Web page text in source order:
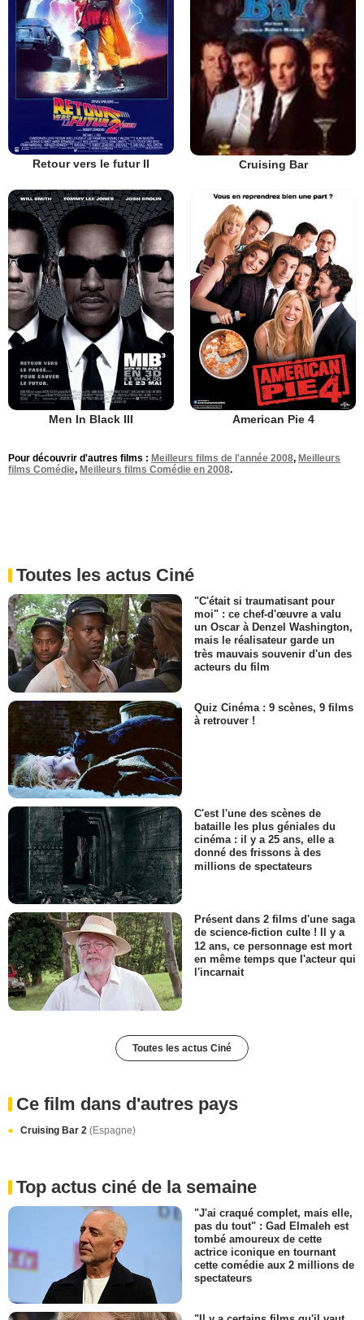
Retour vers le futur II Cruising Bar
Men In Black III American Pie 4
Pour découvrir d'autres films : Meilleurs films de l'année 2008, Meilleurs
films Comédie, Meilleurs films Comédie en 2008.
Toutes les actus Ciné
"C'était si traumatisant pour
moi" : ce chef-d'œuvre a valu
un Oscar à Denzel Washington,
mais le réalisateur garde un
très mauvais souvenir d'un des
acteurs du film
Quiz Cinéma : 9 scènes, 9 films
à retrouver !
C'est l'une des scènes de
bataille les plus géniales du
cinéma : il y a 25 ans, elle a
donné des frissons à des
millions de spectateurs
Présent dans 2 films d'une saga
de science-fiction culte ! Il y a
12 ans, ce personnage est mort
en même temps que l'acteur qui
l'incarnait
Toutes les actus Ciné
Ce film dans d'autres pays
Cruising Bar 2 (Espagne)
Top actus ciné de la semaine
"J'ai craqué complet, mais elle,
pas du tout" : Gad Elmaleh est
tombé amoureux de cette
actrice iconique en tournant
cette comédie aux 2 millions de
spectateurs